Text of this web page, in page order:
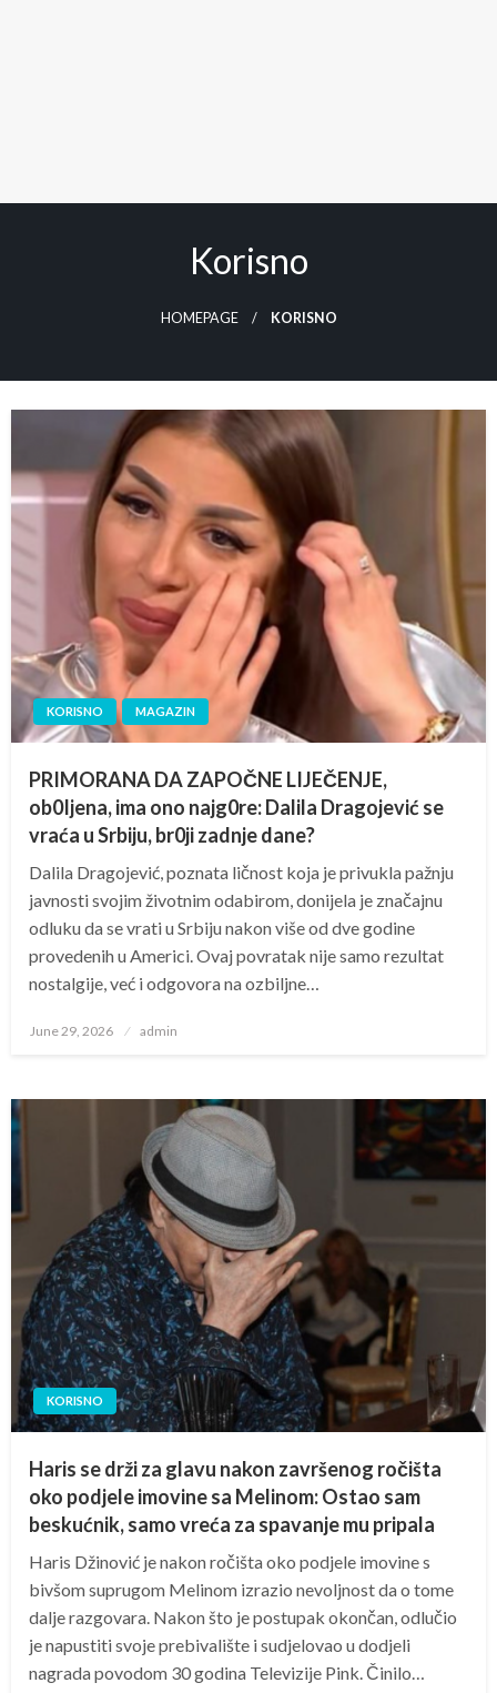
Korisno
HOMEPAGE KORISNO
KORISNO MAGAZIN
PRIMORANA DA ZAPOČNE LIJEČENJE,
ob0Ijena, ima ono najg0re: Dalila Dragojević se
vraća u Srbiju, br0ji zadnje dane?
Dalila Dragojević, poznata ličnost koja je privukla pažnju
javnosti svojim životnim odabirom, donijela je značajnu
odluku da se vrati u Srbiju nakon više od dve godine
provedenih u Americi. Ovaj povratak nije samo rezultat
nostalgije, već i odgovora na ozbiljne…
Posted
June 29, 2026 admin
KORISNO
Haris se drži za glavu nakon završenog ročišta
oko podjele imovine sa Melinom: Ostao sam
beskućnik, samo vreća za spavanje mu pripala
Haris Džinović je nakon ročišta oko podjele imovine s
bivšom suprugom Melinom izrazio nevoljnost da o tome
dalje razgovara. Nakon što je postupak okončan, odlučio
je napustiti svoje prebivalište i sudjelovao u dodjeli
nagrada povodom 30 godina Televizije Pink. Činilo…